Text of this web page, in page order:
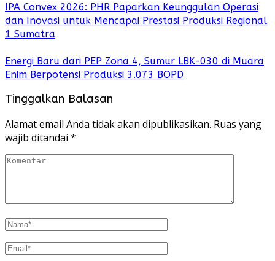
IPA Convex 2026: PHR Paparkan Keunggulan Operasi
dan Inovasi untuk Mencapai Prestasi Produksi Regional
1 Sumatra
Energi Baru dari PEP Zona 4, Sumur LBK-030 di Muara
Enim Berpotensi Produksi 3.073 BOPD
Tinggalkan Balasan
Alamat email Anda tidak akan dipublikasikan. Ruas yang
wajib ditandai *